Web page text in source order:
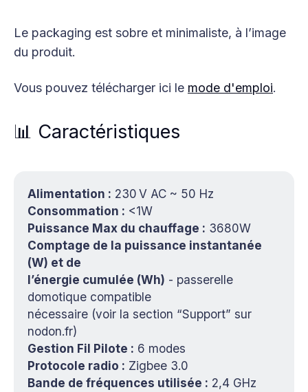
Le packaging est sobre et minimaliste, à l’image
du produit.
Vous pouvez télécharger ici le mode d'emploi.
📊 Caractéristiques
Alimentation : 230 V AC ~ 50 Hz
Consommation : <1W
Puissance Max du chauffage : 3680W
Comptage de la puissance instantanée
(W) et de
l’énergie cumulée (Wh) - passerelle
domotique compatible
nécessaire (voir la section “Support” sur
nodon.fr)
Gestion Fil Pilote : 6 modes
Protocole radio : Zigbee 3.0
Bande de fréquences utilisée : 2,4 GHz